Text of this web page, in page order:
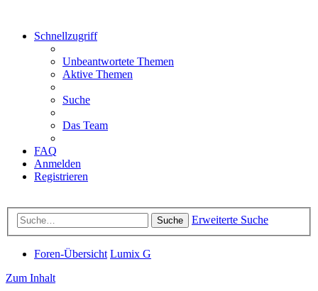
Schnellzugriff
Unbeantwortete Themen
Aktive Themen
Suche
Das Team
FAQ
Anmelden
Registrieren
Suche Erweiterte Suche
Foren-Übersicht Lumix G
Zum Inhalt